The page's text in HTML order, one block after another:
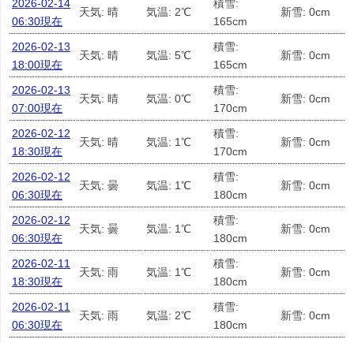
2026-02-14
06:30現在
天気: 晴 気温: 2℃
積雪:
165cm
新雪: 0cm
2026-02-13
18:00現在
天気: 晴 気温: 5℃
積雪:
165cm
新雪: 0cm
2026-02-13
07:00現在
天気: 晴 気温: 0℃
積雪:
170cm
新雪: 0cm
2026-02-12
18:30現在
天気: 晴 気温: 1℃
積雪:
170cm
新雪: 0cm
2026-02-12
06:30現在
天気: 曇 気温: 1℃
積雪:
180cm
新雪: 0cm
2026-02-12
06:30現在
天気: 曇 気温: 1℃
積雪:
180cm
新雪: 0cm
2026-02-11
18:30現在
天気: 雨 気温: 1℃
積雪:
180cm
新雪: 0cm
2026-02-11
06:30現在
天気: 雨 気温: 2℃
積雪:
180cm
新雪: 0cm